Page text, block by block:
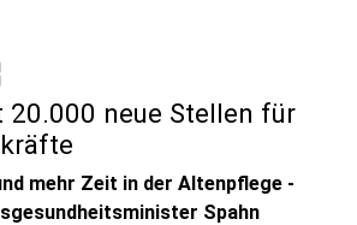
20.000 neue Stellen für
mehr Zeit in der Altenpflege -
Spahn